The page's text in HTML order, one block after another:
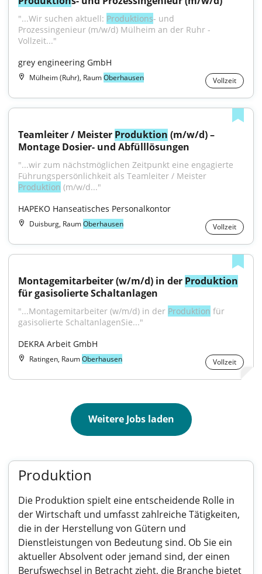
"...Wir suchen aktuell: Produktions- und
Prozessingenieur (m/w/d) Mülheim an der Ruhr -
Vollzeit..."
grey engineering GmbH
Mülheim (Ruhr), RaumOberhausen Vollzeit
Teamleiter / Meister Produktion (m/w/d) –
Montage Dosier- und Abfülllösungen
"...wir zum nächstmöglichen Zeitpunkt eine engagierte
Produktion (m/w/d..."
HAPEKO Hanseatisches Personalkontor
Duisburg, RaumOberhausen Vollzeit
Montagemitarbeiter (w/m/d) in der Produktion
für gasisolierte Schaltanlagen
"...Montagemitarbeiter (w/m/d) in der Produktion für
gasisolierte SchaltanlagenSie..."
DEKRA Arbeit GmbH
Ratingen, RaumOberhausen Vollzeit
Weitere Jobs laden
Produktion
Die Produktion spielt eine entscheidende Rolle in
der Wirtschaft und umfasst zahlreiche Tätigkeiten,
die in der Herstellung von Gütern und
Dienstleistungen von Bedeutung sind. Ob Sie ein
aktueller Absolvent oder jemand sind, der einen
Berufswechsel in Betracht zieht, die Branche bietet